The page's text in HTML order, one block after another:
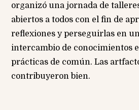
organizó una jornada de
abiertos a todos con el fin de
reflexiones y perseguirlas en
intercambio de conocimientos
prácticas de común. Las
contribuyeron bien.